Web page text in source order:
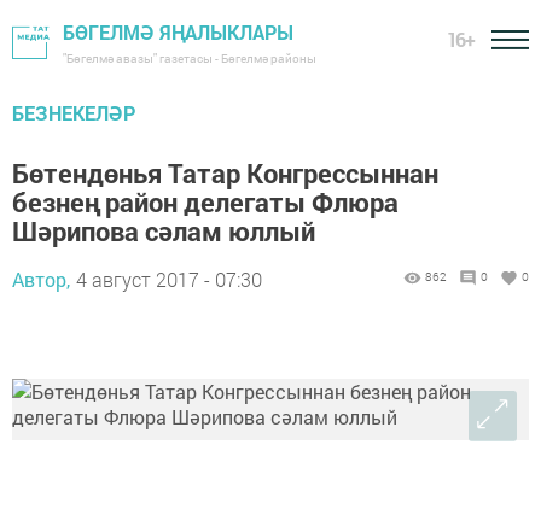
БӨГЕЛМӘ ЯҢАЛЫКЛАРЫ
"Бөгелмә авазы" газетасы - Бөгелмә районы
16+
БЕЗНЕКЕЛӘР
Бөтендөнья Татар Конгрессыннан
безнең район делегаты Флюра
Шәрипова сәлам юллый
Автор, 4 август 2017 - 07:30 862 0 0